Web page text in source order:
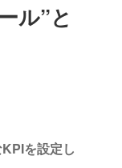
ル”と
を設定し